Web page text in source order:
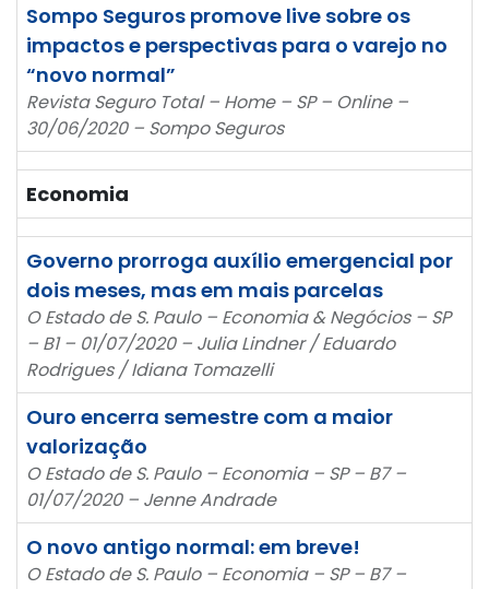
Sompo Seguros promove live sobre os
impactos e perspectivas para o varejo no
“novo normal”
Revista Seguro Total – Home – SP – Online –
30/06/2020 – Sompo Seguros
Economia
Governo prorroga auxílio emergencial por
dois meses, mas em mais parcelas
O Estado de S. Paulo – Economia & Negócios – SP
– B1 – 01/07/2020 – Julia Lindner / Eduardo
Rodrigues / Idiana Tomazelli
Ouro encerra semestre com a maior
valorização
O Estado de S. Paulo – Economia – SP – B7 –
01/07/2020 – Jenne Andrade
O novo antigo normal: em breve!
O Estado de S. Paulo – Economia – SP – B7 –